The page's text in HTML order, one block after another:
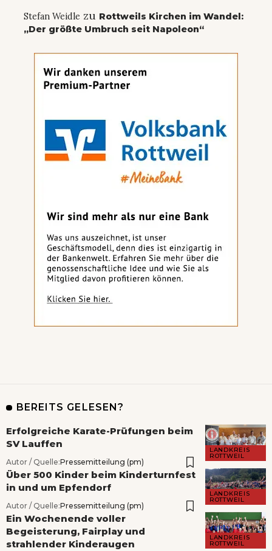
Stefan Weidle zu Rottweils Kirchen im Wandel:
„Der größte Umbruch seit Napoleon“
BEREITS GELESEN?
LANDKREIS
ROTTWEIL
Erfolgreiche Karate-Prüfungen beim
SV Lauffen
Autor / Quelle:Pressemitteilung (pm)
LANDKREIS
ROTTWEIL
Über 500 Kinder beim Kinderturnfest
in und um Epfendorf
Autor / Quelle:Pressemitteilung (pm)
LANDKREIS
ROTTWEIL
Ein Wochenende voller
Begeisterung, Fairplay und
strahlender Kinderaugen